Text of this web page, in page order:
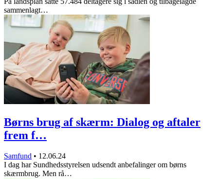
sammenlagt…
Børns brug af skærm: Dialog og aftaler
frem f…
Samfund • 12.06.24
I dag har Sundhedsstyrelsen udsendt anbefalinger om børns
skærmbrug. Men rå…